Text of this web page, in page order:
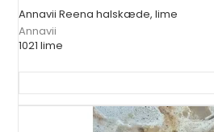
Annavii Reena halskæde, lime
Annavii
1021 lime